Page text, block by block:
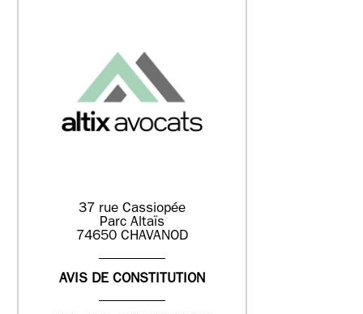
37 rue Cassiopée
Parc Altaïs
74650 CHAVANOD
AVIS DE CONSTITUTION